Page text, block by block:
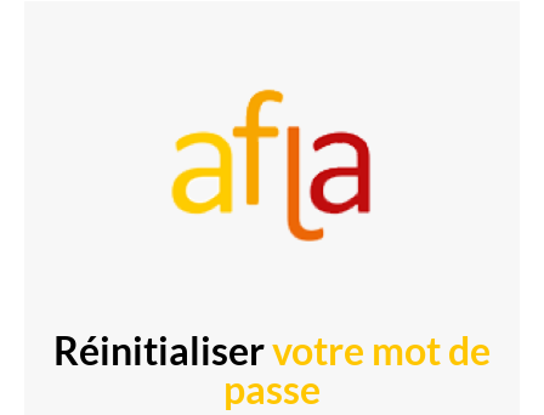
Réinitialiservotre mot de
passe